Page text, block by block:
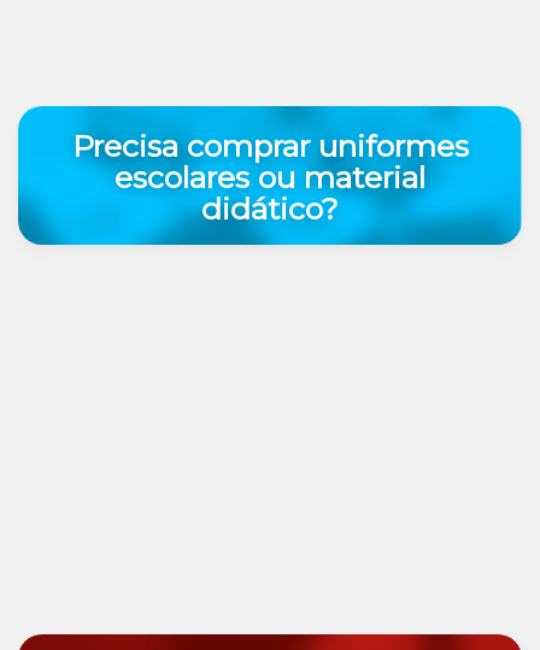
Precisa comprar uniformes
escolares ou material
didático?